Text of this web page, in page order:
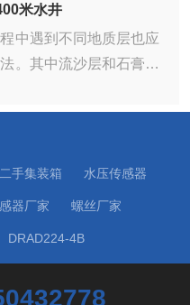
或安装稳定器及导向装
题和因土质不均引起偏
享打井施工选施工地.1.
势状况，到沟谷中或地
雨水和地表水的集中进
为：钻头；牙...
米水井
中遇到不同地质层也应
。其中流沙层和石膏层
300米，②取水量在每小
利益:①只需为水泵交给
费,②不但可作食用水，
回灌井采用成井设计工
区别成井是增大回灌井
管长度。因地层在13m
承压水头越向上承压水
手集装箱 水压传感器
器厂家 螺丝厂家
DRAD224-4B